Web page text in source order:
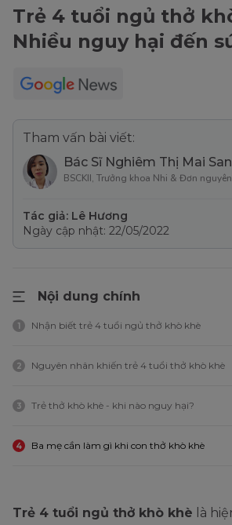
Trẻ 4 tuổi ngủ thở
Nhiều nguy hại đến
Tham vấn bài viết:
Bác Sĩ Nghiêm Thị Mai
BSCKII, Trưởng khoa Nhi & Đơn
Tác giả: Lê Hương
Ngày cập nhật: 22/05/2022
Nội dung chính
1 Nhận biết trẻ 4 tuổi ngủ thở khò khè
2 Nguyên nhân khiến trẻ 4 tuổi thở khò khè
3 Trẻ thở khò khè - khi nào nguy hại?
4 Ba mẹ cần làm gì khi con thở khò khè
Trẻ 4 tuổi ngủ thở khò khè là